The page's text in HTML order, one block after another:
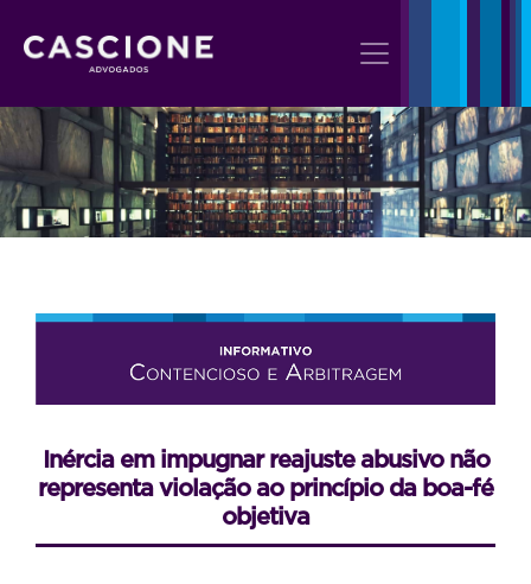
Inércia em impugnar reajuste abusivo não
representa violação ao princípio da boa-fé
objetiva